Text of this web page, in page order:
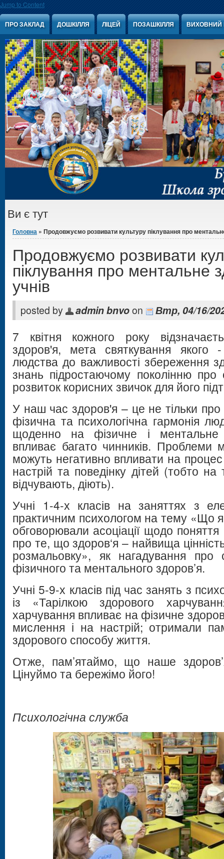
Jump to Content
ПРО ЗАКЛАД ДОШКІЛЛЯ ЛІЦЕЙ ПОЗАШКІЛЛЯ ВИХОВНИЙ
Ви є тут
Головна » Продовжуємо розвивати культуру піклування про
Продовжуємо розвивати
піклування про ментальне
учнів
posted by admin bnvoon Втр, 04/16/
7 квітня кожного року
здоров'я, мета святкування якого
людства до важливості збереження
знань підростаючому поколінню про
розвиток корисних звичок для його
У наш час здоров'я – це не тільки про
фізична та психологічна гармонія
щоденно на фізичне і ментальне
впливає багато чинників. Проблеми
можуть негативно впливати на
настрій та поведінку дітей (тобто
відчувають, діють).
Учні 1-4-х класів на заняттях з
практичним психологом на тему «Що
обговорювали асоціації щодо
про те, що здоров‘я – найвища
розмальовку», як нагадування про
фізичного та ментального здоров’я.
Учні 5-9-х класів під час занять з
із «Тарілкою здорового
харчування впливає на фізичне
мислення і на настрій; отримали
здорового способу життя.
Отже, пам’ятаймо, що наше
Цінуймо та бережімо його!
Психологічна служба